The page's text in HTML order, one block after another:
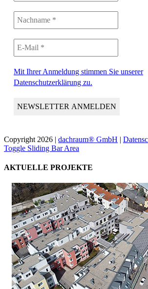
Mit Ihrer Anmeldung stimmen Sie unserer
Datenschutzerklärung zu.
Copyright 2026 | dachraum® GmbH |
Toggle Sliding Bar Area
AKTUELLE PROJEKTE